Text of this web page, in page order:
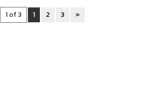
1 of 3 1 2 3 »